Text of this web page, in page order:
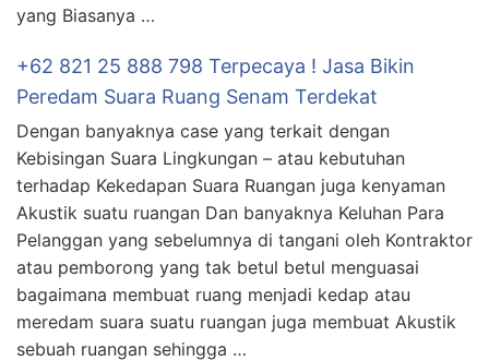
yang Biasanya …
+62 821 25 888 798 Terpecaya ! Jasa Bikin
Peredam Suara Ruang Senam Terdekat
Dengan banyaknya case yang terkait dengan
Kebisingan Suara Lingkungan – atau kebutuhan
terhadap Kekedapan Suara Ruangan juga kenyaman
Akustik suatu ruangan Dan banyaknya Keluhan Para
Pelanggan yang sebelumnya di tangani oleh Kontraktor
atau pemborong yang tak betul betul menguasai
bagaimana membuat ruang menjadi kedap atau
meredam suara suatu ruangan juga membuat Akustik
sebuah ruangan sehingga …